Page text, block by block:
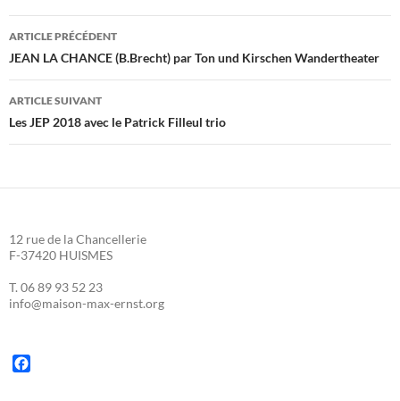
Navigation
des
articles
ARTICLE PRÉCÉDENT
JEAN LA CHANCE (B.Brecht) par Ton und Kirschen Wandertheater
ARTICLE SUIVANT
Les JEP 2018 avec le Patrick Filleul trio
12 rue de la Chancellerie
F-37420 HUISMES
T. 06 89 93 52 23
info@maison-max-ernst.org